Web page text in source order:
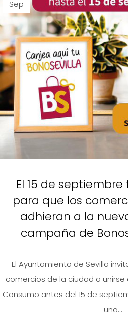
Sep
El 15 de
para que los
adhieran a la
campaña de
El Ayuntamiento de Sevilla
comercios de la ciudad a
Consumo antes del 15 de
una...